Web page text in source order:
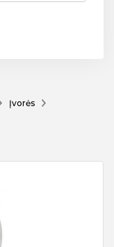
Įvorės